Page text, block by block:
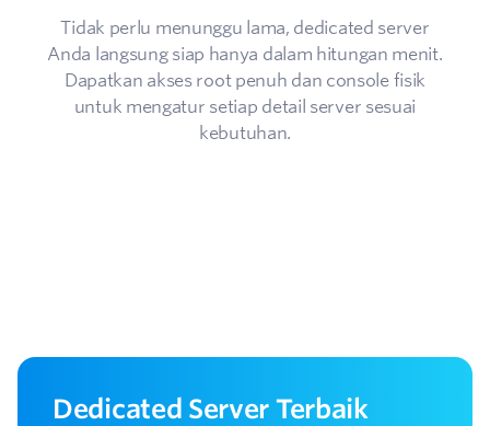
Tidak perlu menunggu lama, dedicated server
Anda langsung siap hanya dalam hitungan menit.
Dapatkan akses root penuh dan console fisik
untuk mengatur setiap detail server sesuai
kebutuhan.
Dedicated Server Terbaik